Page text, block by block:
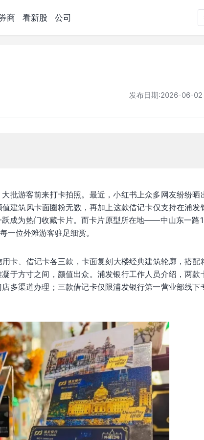
商 看新股 公司
发布日期:2026-06-02
批游客前来打卡拍照。最近，小红书上众多网友纷纷晒
建筑风卡面圈粉无数，再加上这款借记卡仅支持在浦发
成为热门收藏卡片。而卡片原型所在地——中山东一路
一位外滩游客驻足细赏。
卡、借记卡各三款，卡面复刻大楼经典建筑轮廓，搭配
于方寸之间，颜值出众。浦发银行工作人员介绍，两款
多渠道办理；三款借记卡仅限浦发银行第一营业部线下